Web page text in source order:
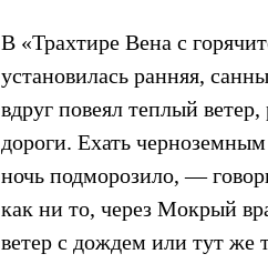
В «Трахтире Вена с
установилась ранняя,
вдруг повеял теплый
дороги. Ехать
ночь подморозило, —
как ни то, через Мокрый
ветер с дождем или тут